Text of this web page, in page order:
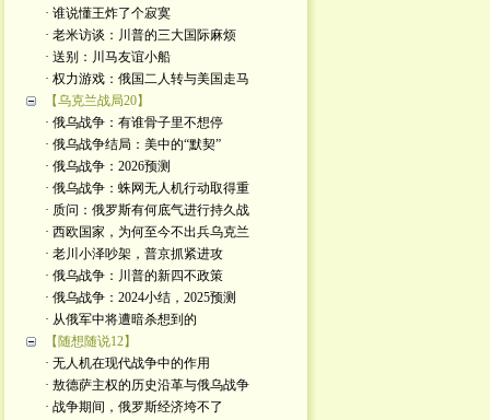
· 谁说懂王炸了个寂寞
· 老米访谈：川普的三大国际麻烦
· 送别：川马友谊小船
· 权力游戏：俄国二人转与美国走马
【乌克兰战局20】
· 俄乌战争：有谁骨子里不想停
· 俄乌战争结局：美中的“默契”
· 俄乌战争：2026预测
· 俄乌战争：蛛网无人机行动取得重
· 质问：俄罗斯有何底气进行持久战
· 西欧国家，为何至今不出兵乌克兰
· 老川小泽吵架，普京抓紧进攻
· 俄乌战争：川普的新四不政策
· 俄乌战争：2024小结，2025预测
· 从俄军中将遭暗杀想到的
【随想随说12】
· 无人机在现代战争中的作用
· 敖德萨主权的历史沿革与俄乌战争
· 战争期间，俄罗斯经济垮不了